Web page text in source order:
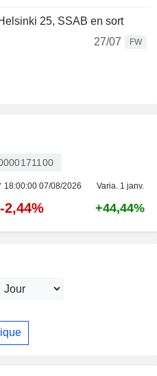
25, SSAB en sort
27/07
FW
18:00:00 07/08/2026 Varia. 1 janv.
-2,44% +44,44%